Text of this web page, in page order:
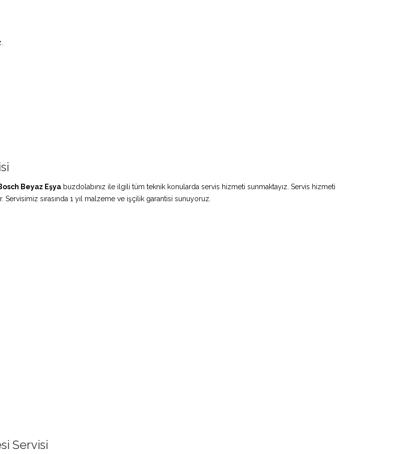
Beyaz Eşya buzdolabınız ile ilgili tüm teknik konularda servis hizmeti sunmaktayız. Servis hizmeti
sırasında 1 yıl malzeme ve işçilik garantisi sunuyoruz.
Servisi